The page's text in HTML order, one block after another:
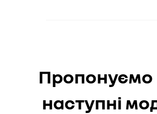
Пропонуємо
наступні